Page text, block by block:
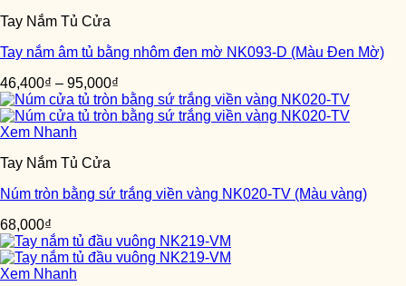
Tay Nắm Tủ Cửa
Tay nắm âm tủ bằng nhôm đen mờ NK093-D (Màu Đen Mờ)
46,400₫ – 95,000₫
Xem Nhanh
Tay Nắm Tủ Cửa
Núm tròn bằng sứ trắng viền vàng NK020-TV (Màu vàng)
68,000₫
Xem Nhanh